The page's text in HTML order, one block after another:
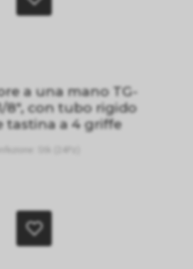
a una mano TG-
8", con tubo rigido
tastina a 4 griffe